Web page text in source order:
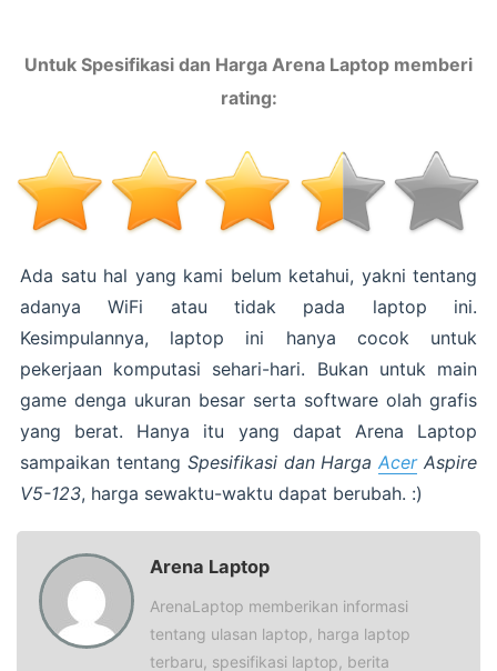
Untuk Spesifikasi dan Harga Arena Laptop memberi
rating:
Ada satu hal yang kami belum ketahui, yakni tentang
adanya WiFi atau tidak pada laptop ini.
Kesimpulannya, laptop ini hanya cocok untuk
pekerjaan komputasi sehari-hari. Bukan untuk main
game denga ukuran besar serta software olah grafis
yang berat. Hanya itu yang dapat Arena Laptop
sampaikan tentang Spesifikasi dan HargaAcerAspire
V5-123, harga sewaktu-waktu dapat berubah. :)
Arena Laptop
ArenaLaptop memberikan informasi
tentang ulasan laptop, harga laptop
terbaru, spesifikasi laptop, berita